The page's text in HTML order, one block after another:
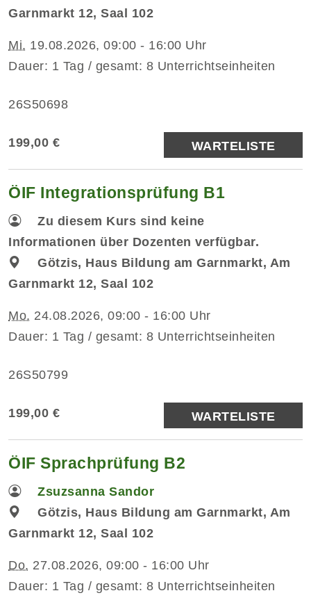
Garnmarkt 12, Saal 102
Mi. 19.08.2026, 09:00 - 16:00 Uhr
Dauer: 1 Tag / gesamt: 8 Unterrichtseinheiten
26S50698
199,00 € WARTELISTE
ÖIF Integrationsprüfung B1
Zu diesem Kurs sind keine
Informationen über Dozenten verfügbar.
Götzis, Haus Bildung am Garnmarkt, Am
Garnmarkt 12, Saal 102
Mo. 24.08.2026, 09:00 - 16:00 Uhr
Dauer: 1 Tag / gesamt: 8 Unterrichtseinheiten
26S50799
199,00 € WARTELISTE
ÖIF Sprachprüfung B2
Zsuzsanna Sandor
Götzis, Haus Bildung am Garnmarkt, Am
Garnmarkt 12, Saal 102
Do. 27.08.2026, 09:00 - 16:00 Uhr
Dauer: 1 Tag / gesamt: 8 Unterrichtseinheiten